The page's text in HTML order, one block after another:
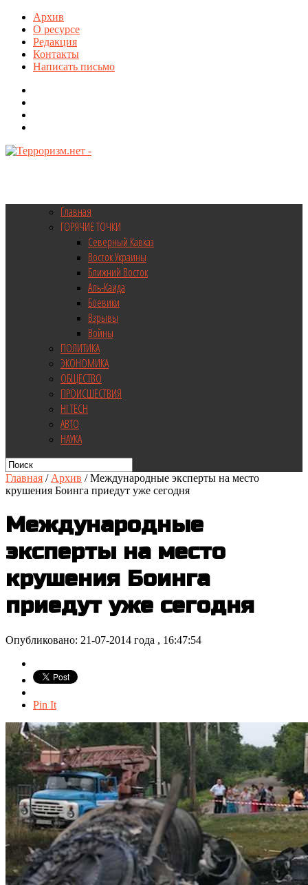
Архив
О ресурсе
Редакция
Контакты
Написать письмо
Главная
ГОРЯЧИЕ ТОЧКИ
Северный Кавказ
Восток Украины
Ближний Восток
Аль-Каида
Боевики
Взрывы
Войны
ПОЛИТИКА
ЭКОНОМИКА
ОБЩЕСТВО
ПРОИСШЕСТВИЯ
HI TECH
АВТО
НАУКА
Главная / Архив /Международные эксперты на место
крушения Боинга приедут уже сегодня
Международные
эксперты на место
крушения Боинга
приедут уже сегодня
Опубликовано: 21-07-2014 года , 16:47:54
Pin It